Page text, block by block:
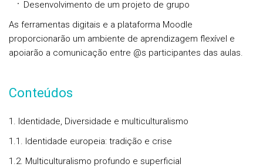
Desenvolvimento de um projeto de grupo
As ferramentas digitais e a plataforma Moodle
proporcionarão um ambiente de aprendizagem flexível e
apoiarão a comunicação entre @s participantes das aulas.
Conteúdos
1. Identidade, Diversidade e multiculturalismo
1.1. Identidade europeia: tradição e crise
1.2. Multiculturalismo profundo e superficial